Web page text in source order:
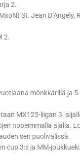
2.
St. Jean D’Angely,
2.
mönkkärillä ja
MX125-liigan 3.
nopeimmalla ajalla.
sen puolivälissä.
cup 3:s ja MM-